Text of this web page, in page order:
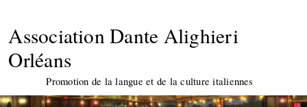
Association Dante Alighieri
Orléans
Promotion de la langue et de la culture italiennes